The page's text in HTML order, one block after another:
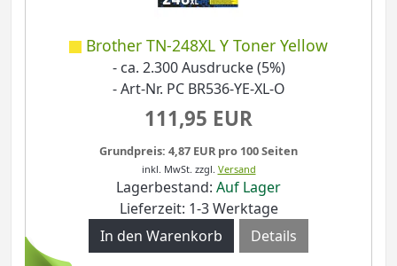
Brother TN-248XL Y Toner Yellow
- ca. 2.300 Ausdrucke (5%)
- Art-Nr. PC BR536-YE-XL-O
111,95 EUR
Grundpreis: 4,87 EUR pro 100 Seiten
inkl. MwSt. zzgl. Versand
Lagerbestand: Auf Lager
Lieferzeit: 1-3 Werktage
Details